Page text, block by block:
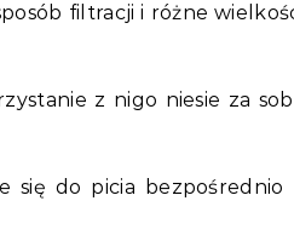
filtracji i różne
z nigo niesie za
się do picia bezpośrednio